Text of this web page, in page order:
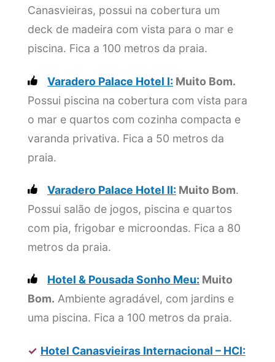
Canasvieiras, possui na cobertura um
deck de madeira com vista para o mar e
piscina. Fica a 100 metros da praia.
Varadero Palace Hotel I: Muito Bom.
Possui piscina na cobertura com vista para
o mar e quartos com cozinha compacta e
varanda privativa. Fica a 50 metros da
praia.
Varadero Palace Hotel II: Muito Bom.
Possui salão de jogos, piscina e quartos
com pia, frigobar e microondas. Fica a 80
metros da praia.
Hotel & Pousada Sonho Meu: Muito
Bom. Ambiente agradável, com jardins e
uma piscina. Fica a 100 metros da praia.
✓ Hotel Canasvieiras Internacional – HCI: